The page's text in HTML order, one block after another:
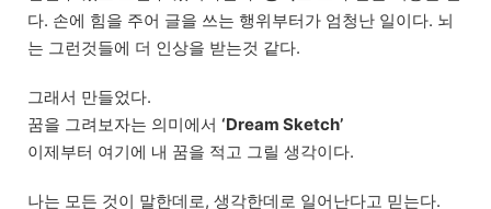
다. 손에 힘을 주어 글을 쓰는 행위부터가 엄청난 일이다. 뇌
는 그런것들에 더 인상을 받는것 같다.
그래서 만들었다.
꿈을 그려보자는 의미에서 ‘Dream Sketch’
이제부터 여기에 내 꿈을 적고 그릴 생각이다.
나는 모든 것이 말한데로, 생각한데로 일어난다고 믿는다.